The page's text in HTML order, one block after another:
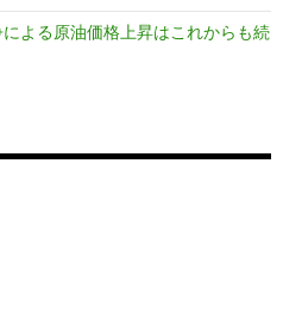
よる原油価格上昇はこれからも続